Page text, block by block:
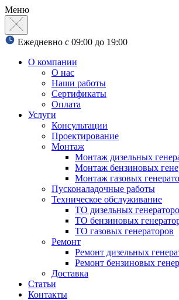
Меню
Ежедневно с 09:00 до 19:00
О компании
О нас
Наши работы
Сертификаты
Оплата
Услуги
Консультации
Проектирование
Монтаж
Монтаж дизельных
Монтаж бензиновых
Монтаж газовых
Пусконаладочные работы
Техническое обслуживание
ТО дизельных
ТО бензиновых
ТО газовых генераторов
Ремонт
Ремонт дизельных
Ремонт бензиновых
Доставка
Статьи
Контакты